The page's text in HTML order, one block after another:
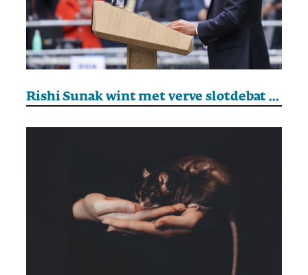
Rishi Sunak wint met verve slotdebat tegen Labour Party